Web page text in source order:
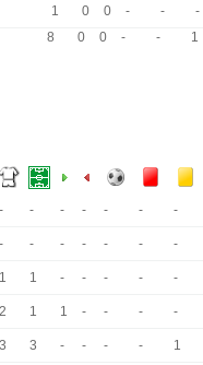
1 0 0 - - -
8 0 0 - - 1
- - - - - - -
- - - - - - -
1 1 - - - - -
2 1 1 - - - -
3 3 - - - - 1